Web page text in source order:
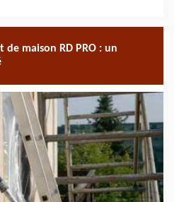
maison RD PRO : un